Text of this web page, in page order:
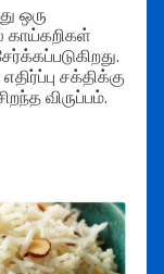
ஒரு
காய்கறிகள்
சக்திக்கு
விருப்பம்.